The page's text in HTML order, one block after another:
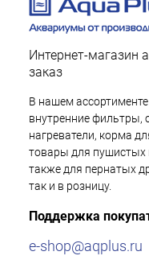
Интернет-магазин
заказ
В нашем
внутренние фильтры,
нагреватели, корма
товары для пушистых
также для пернатых
так и в розницу.
Поддержка
e-shop@aqplus.ru